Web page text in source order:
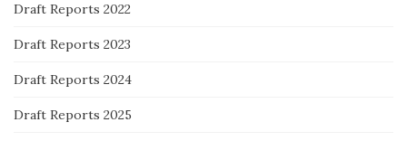
Draft Reports 2022
Draft Reports 2023
Draft Reports 2024
Draft Reports 2025